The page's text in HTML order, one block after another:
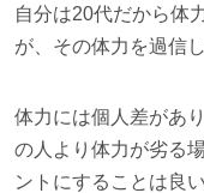
自分は20代だから体
が、その体力を過信
体力には個人差があ
の人より体力が劣る
ントにすることは良